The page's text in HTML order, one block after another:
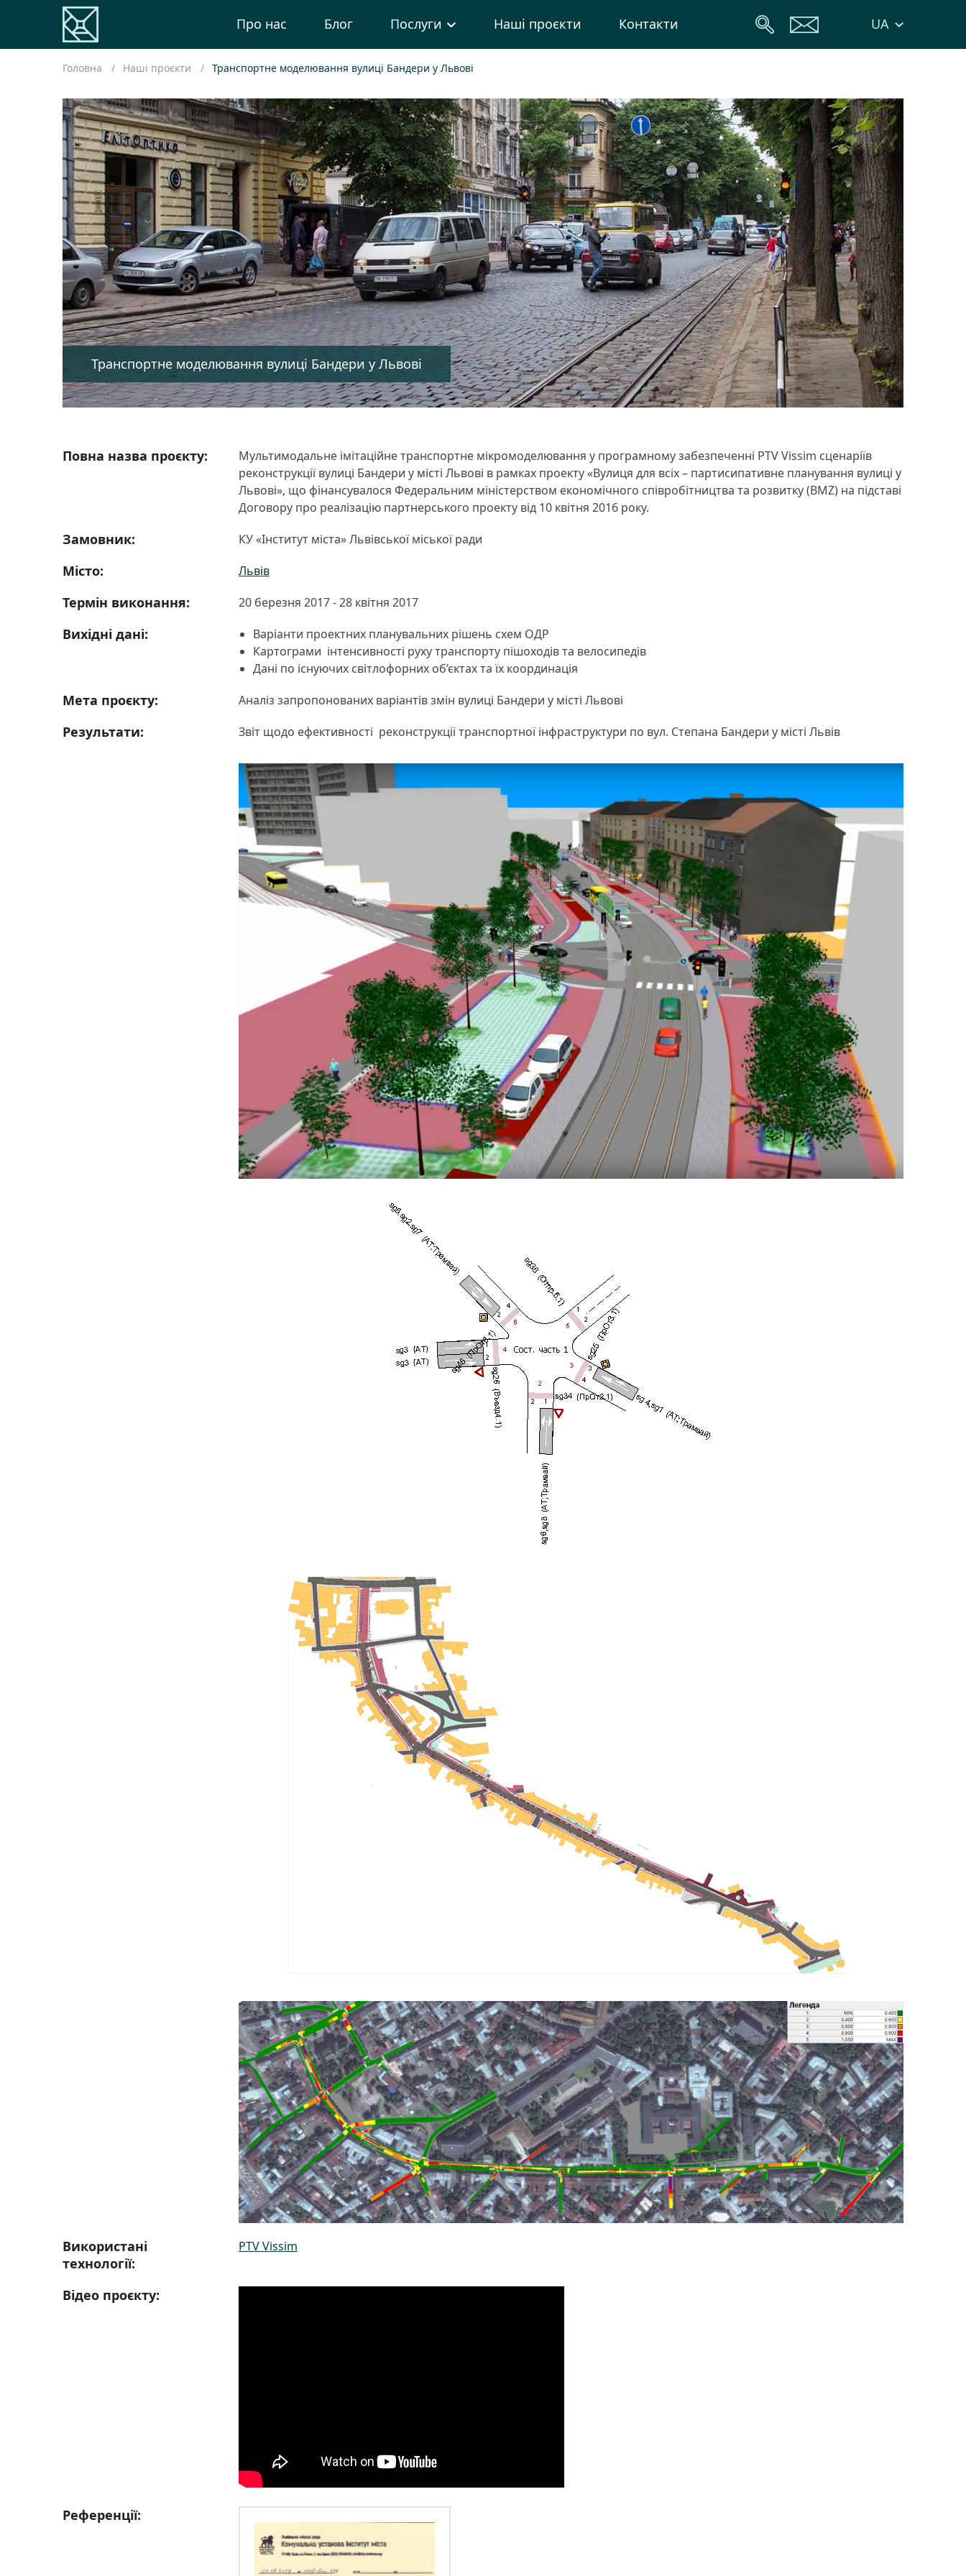
Про нас Блог Послуги Наші проєкти Контакти UA
Головна Наші проєкти Транспортне моделювання вулиці Бандери у Львові
Транспортне моделювання вулиці Бандери у Львові
Повна назва проєкту:
Мультимодальне імітаційне транспортне мікромоделювання у програмному забезпеченні PTV Vissim сценаріїв
реконструкції вулиці Бандери у місті Львові в рамках проекту «Вулиця для всіх – партисипативне планування вулиці у
Львові», що фінансувалося Федеральним міністерством економічного співробітництва та розвитку (BMZ) на підставі
Договору про реалізацію партнерського проекту від 10 квітня 2016 року.
Замовник: КУ «Інститут міста» Львівської міської ради
Місто: Львів
Термін виконання: 20 березня 2017 - 28 квітня 2017
Вихідні дані:
Варіанти проектних планувальних рішень схем ОДР
Картограми інтенсивності руху транспорту пішоходів та велосипедів
Дані по існуючих світлофорних об’єктах та їх координація
Мета проєкту: Аналіз запропонованих варіантів змін вулиці Бандери у місті Львові
Результати: Звіт щодо ефективності реконструкції транспортної інфраструктури по вул. Степана Бандери у місті Львів
Використані
технології:
PTV Vissim
Відео проєкту:
Референції: